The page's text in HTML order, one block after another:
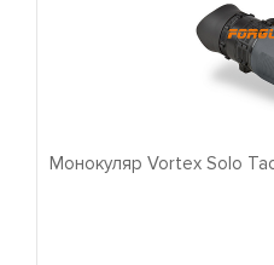
Монокуляр Vortex Solo